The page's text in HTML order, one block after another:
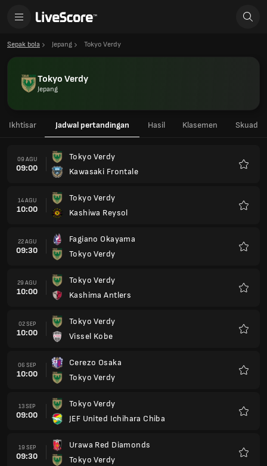
Sepak bola Jepang Tokyo Verdy
Tokyo Verdy
Jepang
Ikhtisar Jadwal pertandingan Hasil Klasemen Skuad
09 AGU
09:00
Tokyo Verdy
Kawasaki Frontale
14 AGU
10:00
Tokyo Verdy
Kashiwa Reysol
22 AGU
09:30
Fagiano Okayama
Tokyo Verdy
29 AGU
10:00
Tokyo Verdy
Kashima Antlers
02 SEP
10:00
Tokyo Verdy
Vissel Kobe
06 SEP
10:00
Cerezo Osaka
Tokyo Verdy
13 SEP
09:00
Tokyo Verdy
JEF United Ichihara Chiba
19 SEP
09:30
Urawa Red Diamonds
Tokyo Verdy